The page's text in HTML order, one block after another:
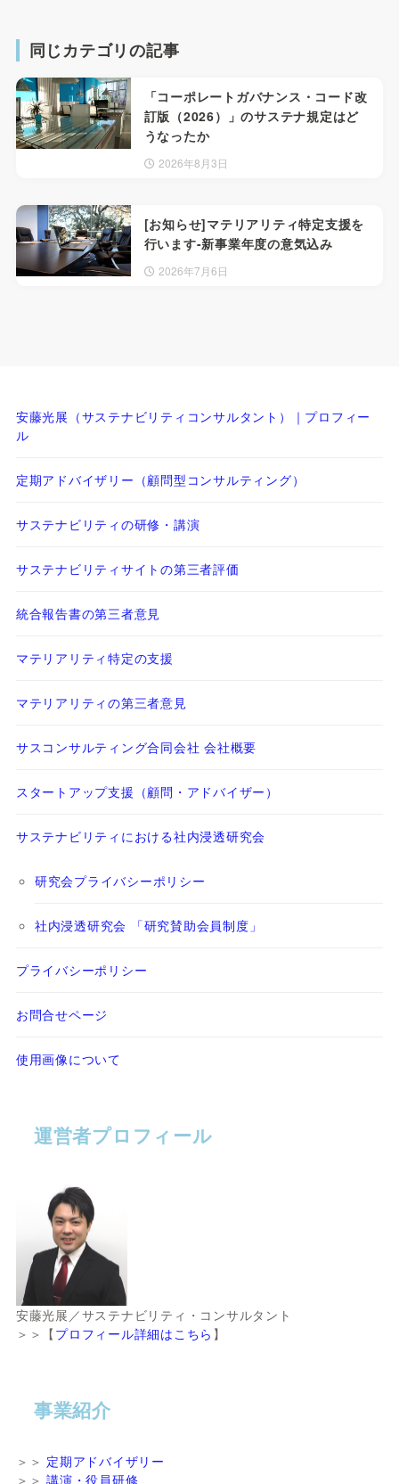
同じカテゴリの記事
「コーポレートガバナンス・コード改
訂版（2026）」のサステナ規定はど
うなったか
2026年8月3日
[お知らせ]マテリアリティ特定支援を
行います-新事業年度の意気込み
2026年7月6日
安藤光展（サステナビリティコンサルタント）｜プロフィー
ル
定期アドバイザリー（顧問型コンサルティング）
サステナビリティの研修・講演
サステナビリティサイトの第三者評価
統合報告書の第三者意見
マテリアリティ特定の支援
マテリアリティの第三者意見
サスコンサルティング合同会社 会社概要
スタートアップ支援（顧問・アドバイザー）
サステナビリティにおける社内浸透研究会
研究会プライバシーポリシー
社内浸透研究会 「研究賛助会員制度」
プライバシーポリシー
お問合せページ
使用画像について
運営者プロフィール
安藤光展／サステナビリティ・コンサルタント
＞＞【 プロフィール詳細はこちら 】
事業紹介
＞＞ 定期アドバイザリー
＞＞講演・役員研修